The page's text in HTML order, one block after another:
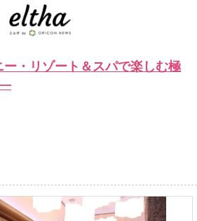
・リゾート＆スパで楽しむ極